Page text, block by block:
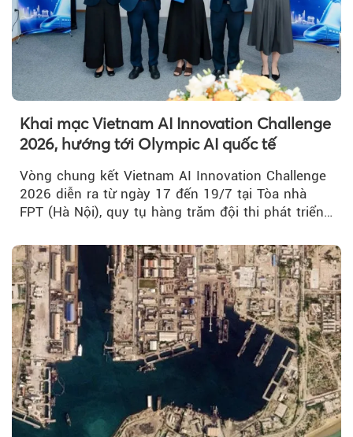
Khai mạc Vietnam AI Innovation Challenge
2026, hướng tới Olympic AI quốc tế
Vòng chung kết Vietnam AI Innovation Challenge
2026 diễn ra từ ngày 17 đến 19/7 tại Tòa nhà
FPT (Hà Nội), quy tụ hàng trăm đội thi phát triển